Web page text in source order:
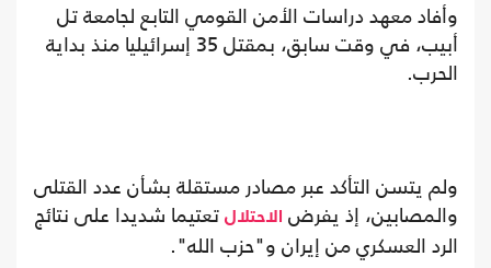
وأفاد معهد دراسات الأمن القومي التابع لجامعة تل
أبيب، في وقت سابق، بمقتل 35 إسرائيليا منذ بداية
الحرب.
ولم يتسن التأكد عبر مصادر مستقلة بشأن عدد القتلى
والمصابين، إذ يفرض الاحتلال تعتيما شديدا على نتائج
الرد العسكري من إيران و"حزب الله".